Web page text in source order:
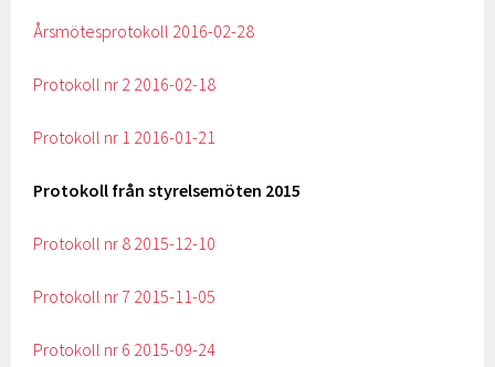
Årsmötesprotokoll 2016-02-28
Protokoll nr 2 2016-02-18
Protokoll nr 1 2016-01-21
Protokoll från styrelsemöten 2015
Protokoll nr 8 2015-12-10
Protokoll nr 7 2015-11-05
Protokoll nr 6 2015-09-24